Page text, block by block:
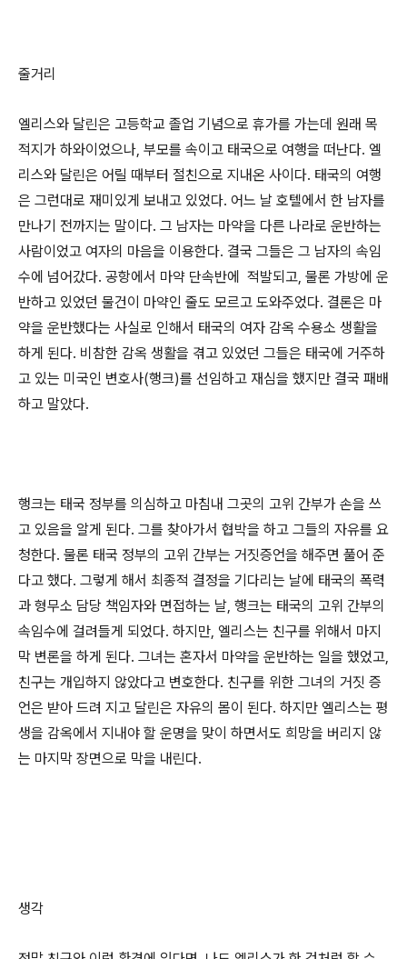
줄거리
엘리스와 달린은 고등학교 졸업 기념으로 휴가를 가는데 원래 목
적지가 하와이었으나, 부모를 속이고 태국으로 여행을 떠난다. 엘
리스와 달린은 어릴 때부터 절친으로 지내온 사이다. 태국의 여행
은 그런대로 재미있게 보내고 있었다. 어느 날 호텔에서 한 남자를
만나기 전까지는 말이다. 그 남자는 마약을 다른 나라로 운반하는
사람이었고 여자의 마음을 이용한다. 결국 그들은 그 남자의 속임
수에 넘어갔다. 공항에서 마약 단속반에 적발되고, 물론 가방에 운
반하고 있었던 물건이 마약인 줄도 모르고 도와주었다. 결론은 마
약을 운반했다는 사실로 인해서 태국의 여자 감옥 수용소 생활을
하게 된다. 비참한 감옥 생활을 겪고 있었던 그들은 태국에 거주하
고 있는 미국인 변호사(행크)를 선임하고 재심을 했지만 결국 패배
하고 말았다.
행크는 태국 정부를 의심하고 마침내 그곳의 고위 간부가 손을 쓰
고 있음을 알게 된다. 그를 찾아가서 협박을 하고 그들의 자유를 요
청한다. 물론 태국 정부의 고위 간부는 거짓증언을 해주면 풀어 준
다고 했다. 그렇게 해서 최종적 결정을 기다리는 날에 태국의 폭력
과 형무소 담당 책임자와 면접하는 날, 행크는 태국의 고위 간부의
속임수에 걸려들게 되었다. 하지만, 엘리스는 친구를 위해서 마지
막 변론을 하게 된다. 그녀는 혼자서 마약을 운반하는 일을 했었고,
친구는 개입하지 않았다고 변호한다. 친구를 위한 그녀의 거짓 증
언은 받아 드려 지고 달린은 자유의 몸이 된다. 하지만 엘리스는 평
생을 감옥에서 지내야 할 운명을 맞이 하면서도 희망을 버리지 않
는 마지막 장면으로 막을 내린다.
생각